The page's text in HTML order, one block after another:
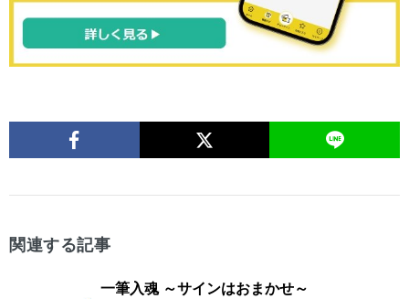
関連する記事
一筆入魂 ～サインはおまかせ～